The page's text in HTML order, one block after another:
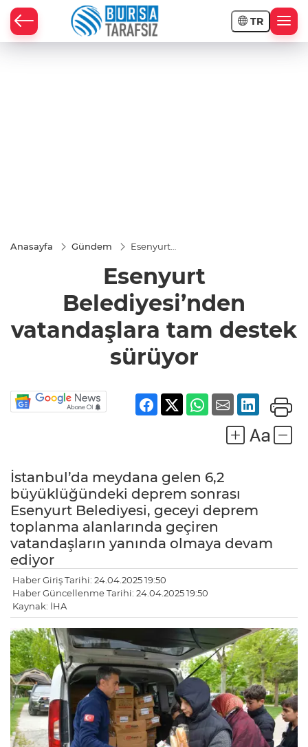
TR
Anasayfa Gündem
Esenyurt
tam destek
sürüyor
Esenyurt
Belediyesi’nden
vatandaşlara tam destek
sürüyor
İstanbul’da meydana gelen 6,2
büyüklüğündeki deprem sonrası
Esenyurt Belediyesi, geceyi deprem
toplanma alanlarında geçiren
vatandaşların yanında olmaya devam
ediyor
Haber Giriş Tarihi: 24.04.2025 19:50
Haber Güncellenme Tarihi: 24.04.2025 19:50
Kaynak: İHA